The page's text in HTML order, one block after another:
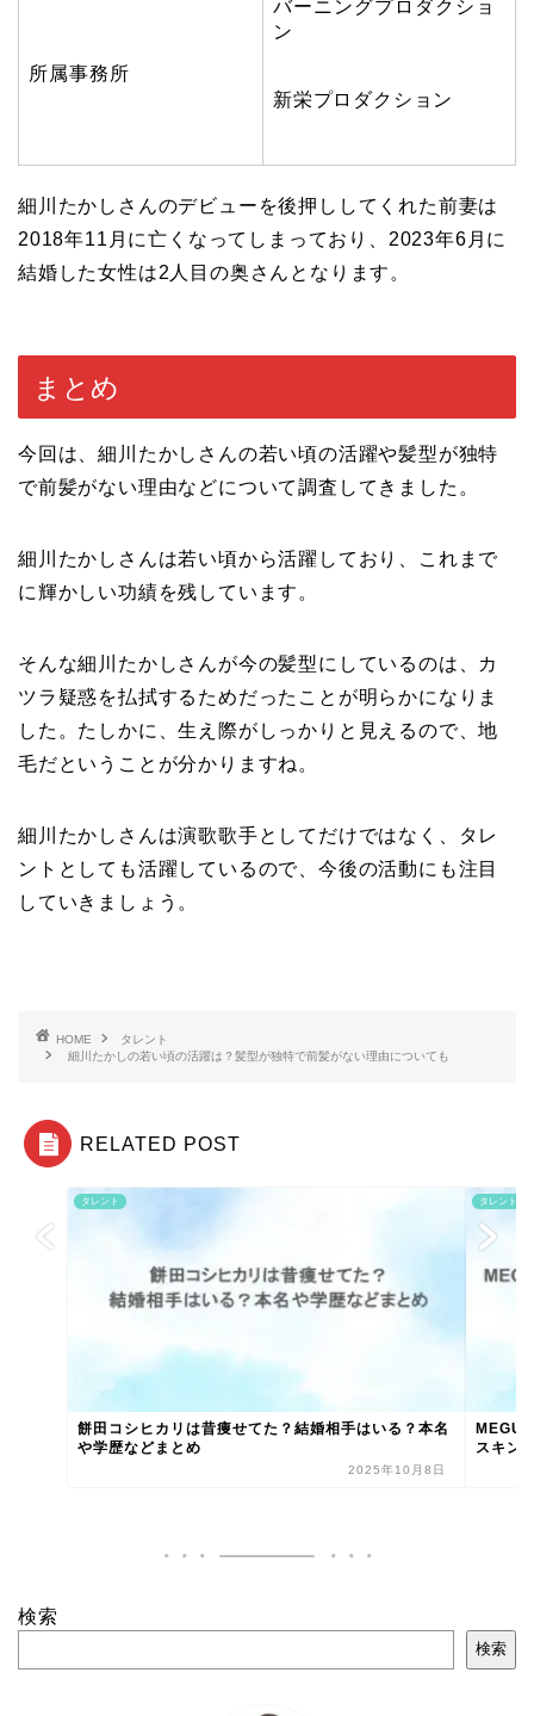
所属事務所
バーニングプロダクショ
ン
新栄プロダクション
細川たかしさんのデビューを後押ししてくれた前妻は
2018年11月に亡くなってしまっており、2023年6月に
結婚した女性は2人目の奥さんとなります。
まとめ
今回は、細川たかしさんの若い頃の活躍や髪型が独特
で前髪がない理由などについて調査してきました。
細川たかしさんは若い頃から活躍しており、これまで
に輝かしい功績を残しています。
そんな細川たかしさんが今の髪型にしているのは、カ
ツラ疑惑を払拭するためだったことが明らかになりま
した。たしかに、生え際がしっかりと見えるので、地
毛だということが分かりますね。
細川たかしさんは演歌歌手としてだけではなく、タレ
ントとしても活躍しているので、今後の活動にも注目
していきましょう。
HOME
タレント
細川たかしの若い頃の活躍は？髪型が独特で前髪がない理由についても
RELATED POST
タレント
餅田コシヒカリは昔痩せてた？結婚相手はいる？本名
や学歴などまとめ
2025年10月8日
タレント
スキン
検索
検索